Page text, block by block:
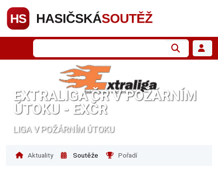
EXTRALIGA ČR V POŽÁRNÍM
ÚTOKU - EXČR
LIGA V POŽÁRNÍM ÚTOKU
Aktuality Soutěže Pořadí